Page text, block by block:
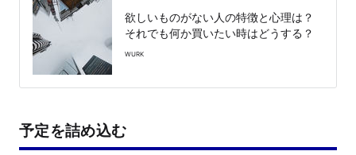
欲しいものがない人の特徴と心理は？
それでも何か買いたい時はどうする？
WURK
予定を詰め込む